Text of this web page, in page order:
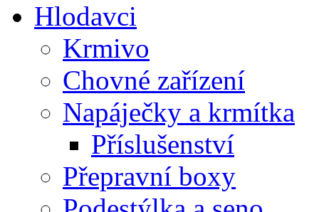
Hlodavci
Krmivo
Chovné zařízení
Napáječky a krmítka
Příslušenství
Přepravní boxy